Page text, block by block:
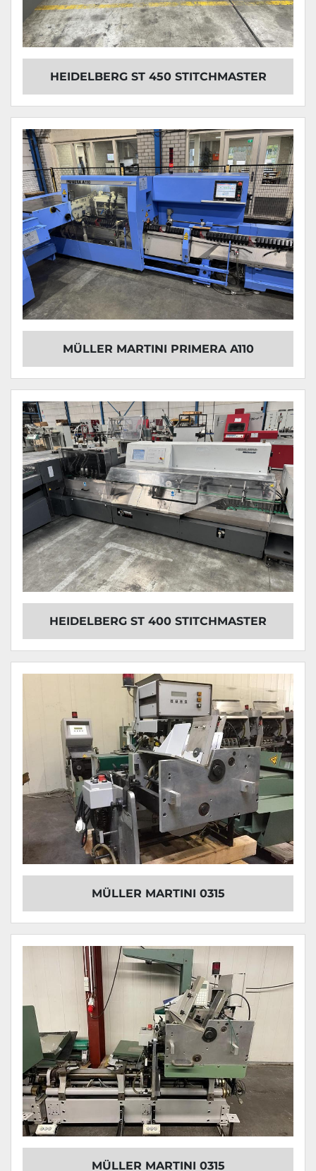
HEIDELBERG ST 450 STITCHMASTER
MÜLLER MARTINI PRIMERA A110
HEIDELBERG ST 400 STITCHMASTER
MÜLLER MARTINI 0315
MÜLLER MARTINI 0315